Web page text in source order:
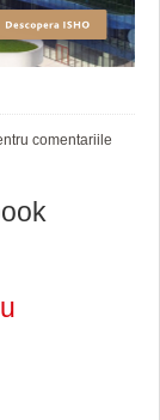
comentariile